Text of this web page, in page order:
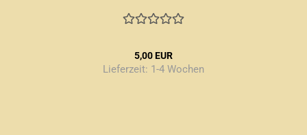
5,00 EUR
Lieferzeit: 1-4 Wochen